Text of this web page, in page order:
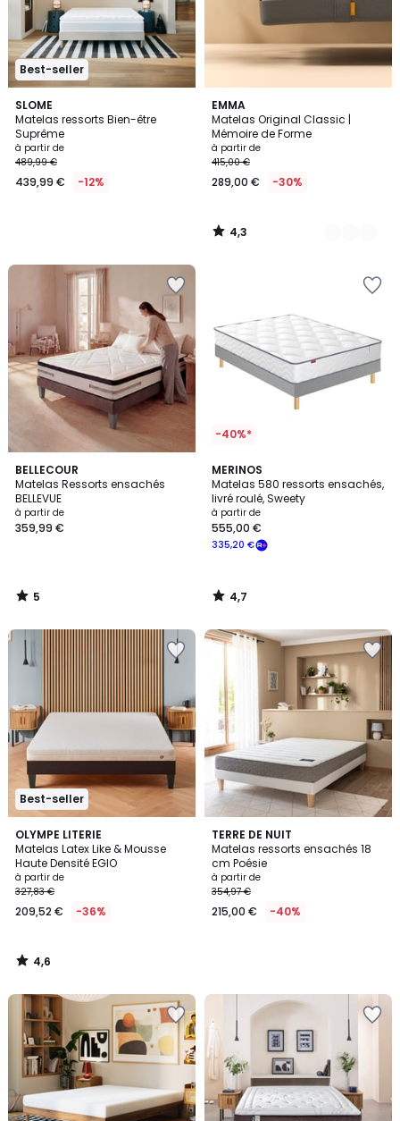
Best-seller
SLOME
Matelas ressorts Bien-être
Suprême
à partir de
489,99 €
439,99 € -12%
EMMA
Matelas Original Classic |
Mémoire de Forme
à partir de
415,00 €
289,00 € -30%
4,3
/ 5
2
Couleurs
4,3
/
BELLECOUR
Matelas Ressorts ensachés
BELLEVUE
à partir de
359,99 €
5
/
5
5
/
-40%*
MERINOS
Matelas 580 ressorts ensachés,
livré roulé, Sweety
à partir de
335,20 €
555,00 €
4,7
/ 5
4,7
/
Best-seller
OLYMPE LITERIE
Matelas Latex Like & Mousse
Haute Densité EGIO
à partir de
327,83 €
209,52 € -36%
4,6
/ 5
4,6
/
TERRE DE NUIT
Matelas ressorts ensachés 18
cm Poésie
à partir de
354,97 €
215,00 € -40%